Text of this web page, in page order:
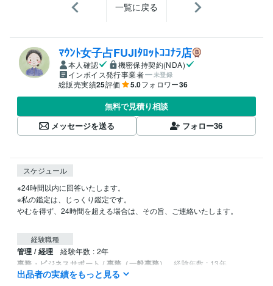
一覧に戻る
ﾏｳﾝﾄ女子占FUJIﾀﾛｯﾄｺｺﾅﾗ店
本人確認
機密保持契約(NDA)
インボイス発行事業者
未登録
総販売実績25評価 5.0フォロワー36
無料で見積り相談
メッセージを送る
フォロー36
スケジュール
※24時間以内に回答いたします。
※私の鑑定は、じっくり鑑定です。
やむを得ず、24時間を超える場合は、その旨、ご連絡いたします。
経験職種
管理 / 経理 経験年数 : 2年
事務・ビジネスサポート / 事務（一般事務） 経験年数 : 13年
ライフスタイル・その他 / 占い師
出品者の実績をもっと見る